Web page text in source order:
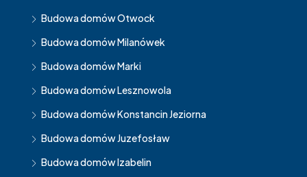
Budowa domów Otwock
Budowa domów Milanówek
Budowa domów Marki
Budowa domów Lesznowola
Budowa domów Konstancin Jeziorna
Budowa domów Juzefosław
Budowa domów Izabelin